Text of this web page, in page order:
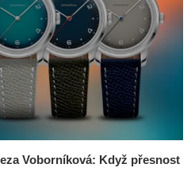
Voborníková: Když přesnost